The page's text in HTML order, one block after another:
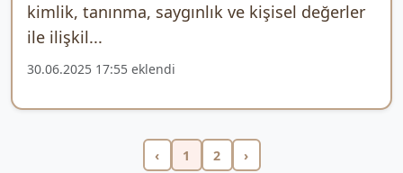
kimlik, tanınma, saygınlık ve kişisel değerler
ile ilişkil...
30.06.2025 17:55 eklendi
‹ 1 2 ›